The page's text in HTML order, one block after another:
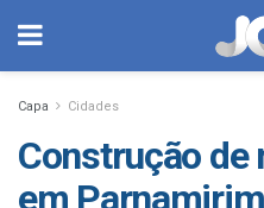
Capa Cidades
Construção de
em